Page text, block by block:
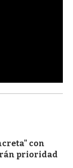
con
prioridad